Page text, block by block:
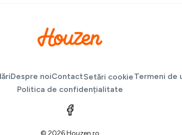
Despre noiContactSetări cookieTermeni de
Politica de confidențialitate